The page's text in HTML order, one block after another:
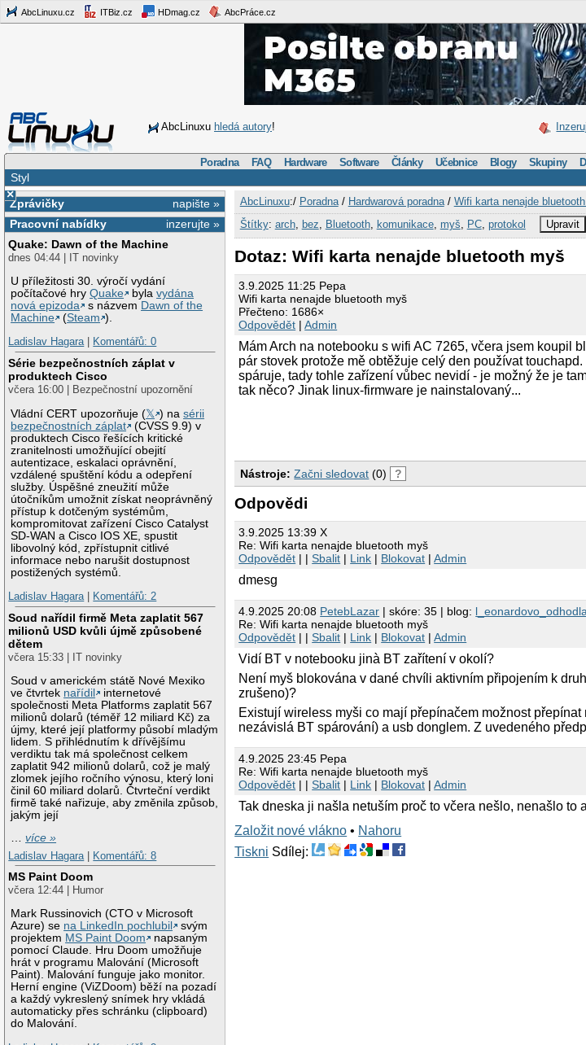
AbcLinuxu.cz ITBiz.cz HDmag.cz AbcPráce.cz
AbcLinuxu hledá autory!
Poradna FAQ Hardware Software Články Učebnice Blogy Skupiny
Styl
×
napište »
Zprávičky
inzerujte »
Pracovní nabídky
Quake: Dawn of the Machine
dnes 04:44 | IT novinky
U příležitosti 30. výročí vydání
počítačové hryQuake bylavydána
nová epizoda
s názvem Dawn of the
Machine
(Steam ).
Ladislav Hagara| Komentářů: 0
Série bezpečnostních záplat v
produktech Cisco
včera 16:00 | Bezpečnostní upozornění
Vládní CERT upozorňuje (𝕏 ) nasérii
bezpečnostních záplat
(CVSS 9.9) v
produktech Cisco řešících kritické
zranitelnosti umožňující obejití
autentizace, eskalaci oprávnění,
vzdálené spuštění kódu a odepření
služby. Úspěšné zneužití může
útočníkům umožnit získat neoprávněný
přístup k dotčeným systémům,
kompromitovat zařízení Cisco Catalyst
SD-WAN a Cisco IOS XE, spustit
libovolný kód, zpřístupnit citlivé
informace nebo narušit dostupnost
postižených systémů.
Ladislav Hagara| Komentářů: 2
Soud nařídil firmě Meta zaplatit 567
milionů USD kvůli újmě způsobené
dětem
včera 15:33 | IT novinky
Soud v americkém státě Nové Mexiko
ve čtvrtek nařídil
internetové
společnosti Meta Platforms zaplatit 567
milionů dolarů (téměř 12 miliard Kč) za
újmy, které její platformy působí mladým
lidem. S přihlédnutím k dřívějšímu
verdiktu tak má společnost celkem
zaplatit 942 milionů dolarů, což je malý
zlomek jejího ročního výnosu, který loni
činil 60 miliard dolarů. Čtvrteční verdikt
firmě také nařizuje, aby změnila způsob,
jakým její
…více »
Ladislav Hagara
Komentářů: 8
MS Paint Doom
včera 12:44 | Humor
Mark Russinovich (CTO v Microsoft
Azure) se na LinkedIn pochlubil
svým
projektem MS Paint Doom
napsaným
pomocí Claude. Hru Doom umožňuje
hrát v programu Malování (Microsoft
Paint). Malování funguje jako monitor.
Herní engine (ViZDoom) běží na pozadí
a každý vykreslený snímek hry vkládá
automaticky přes schránku (clipboard)
do Malování.
AbcLinuxu:/ Poradna/ Hardwarová poradna/ Wifi karta nenajde
Štítky: arch, bez Bluetooth, komunikace, myš PC, protokol Upravit
Dotaz: Wifi karta nenajde bluetooth myš
3.9.2025 11:25 Pepa
Wifi karta nenajde bluetooth myš
Přečteno: 1686×
Odpovědět |Admin
Mám Arch na notebooku s wifi AC 7265, včera jsem koupil
pár stovek protože mě obtěžuje celý den používat
spáruje, tady tohle zařízení vůbec nevidí - je možný že je
tak něco? Jinak linux-firmware je nainstalovaný...
Nástroje: Začni sledovat (0) ?
Odpovědi
3.9.2025 13:39 X
Re: Wifi karta nenajde bluetooth myš
Odpovědět | |Sbalit | Link | Blokovat |Admin
dmesg
4.9.2025 20:08 PetebLazar | skóre: 35 | blog:
Re: Wifi karta nenajde bluetooth myš
Odpovědět | |Sbalit | Link | Blokovat |Admin
Vidí BT v notebooku jinà BT zařítení v okolí?
Není myš blokována v dané chvíli aktivním připojením k
zrušeno)?
Existují wireless myši co mají přepínačem možnost
nezávislá BT spárování) a usb donglem. Z uvedeného
4.9.2025 23:45 Pepa
Re: Wifi karta nenajde bluetooth myš
Odpovědět | |Sbalit | Link | Blokovat |Admin
Tak dneska ji našla netuším proč to včera nešlo, nenašlo to
Založit nové vlákno • Nahoru
Tiskni Sdílej: